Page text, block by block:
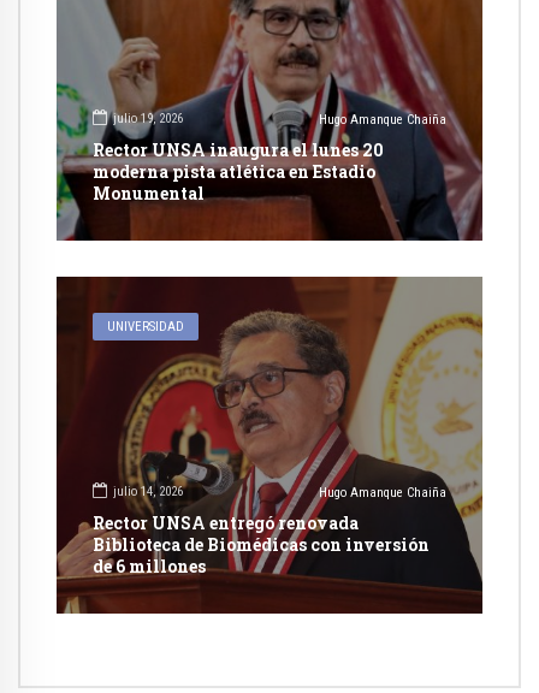
julio 19, 2026 Hugo Amanque Chaiña
Rector UNSA inaugura el lunes 20
moderna pista atlética en Estadio
Monumental
UNIVERSIDAD
julio 14, 2026 Hugo Amanque Chaiña
Rector UNSA entregó renovada
Biblioteca de Biomédicas con inversión
de 6 millones